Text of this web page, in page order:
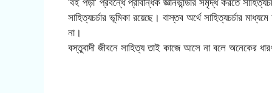
সাহিত্যচর্চার ভূমিকা রয়েছে। বাস্তব অর্থে সাহিত্যচর্চার
না।
বস্তুবাদী জীবনে সাহিত্য তাই কাজে আসে না বলে অনেকের